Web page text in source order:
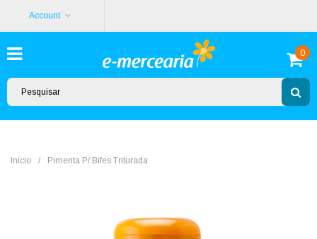
Account
0
Início / Pimenta P/ Bifes Triturada